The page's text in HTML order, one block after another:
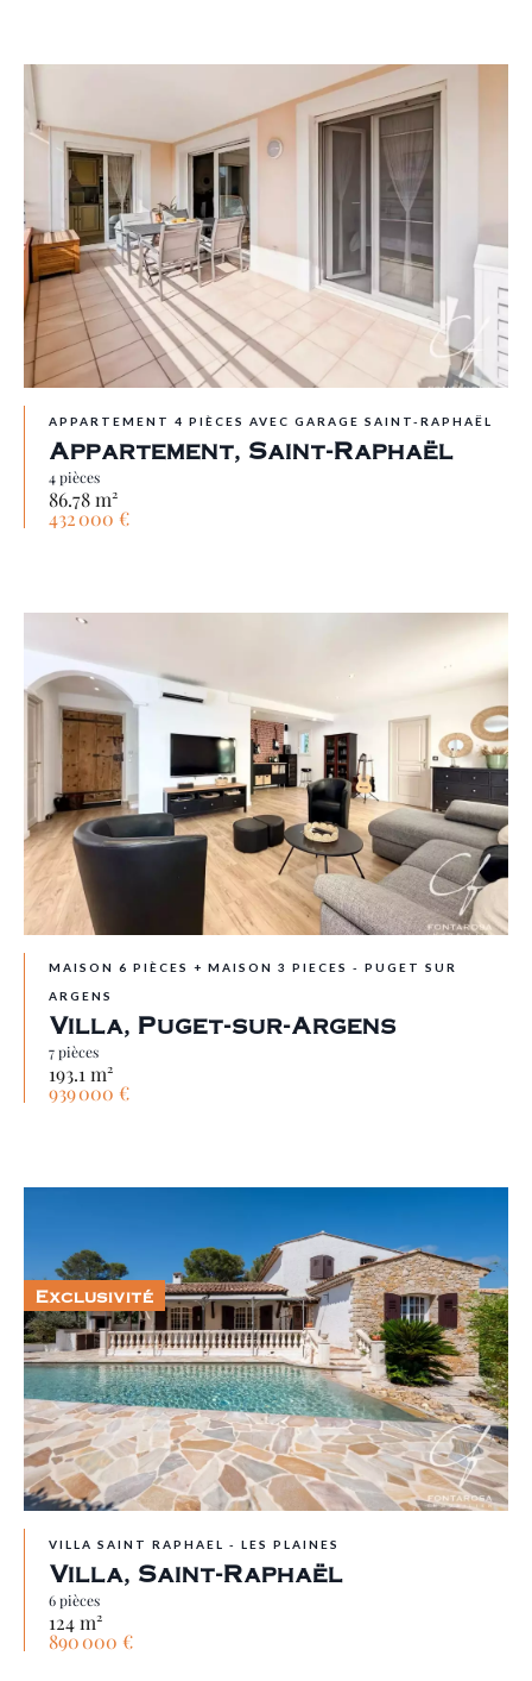
APPARTEMENT 4 PIÈCES AVEC GARAGE SAINT-RAPHAËL
Appartement, Saint-Raphaël
4 pièces
86.78 m²
432 000 €
MAISON 6 PIÈCES + MAISON 3 PIECES - PUGET SUR
ARGENS
Villa, Puget-sur-Argens
7 pièces
193.1 m²
939 000 €
VILLA SAINT RAPHAEL - LES PLAINES
Villa, Saint-Raphaël
6 pièces
124 m²
890 000 €
Exclusivité